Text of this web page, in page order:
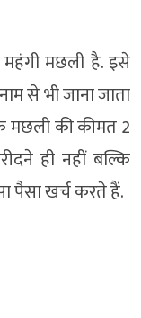
मछली है. इसे
से भी जाना जाता
मछली की कीमत 2
ही नहीं बल्कि
पैसा खर्च करते हैं.